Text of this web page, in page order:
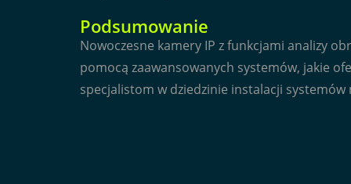
Podsumowanie
Nowoczesne kamery IP z funkcjami analizy
pomocą zaawansowanych systemów, jakie
specjalistom w dziedzinie instalacji